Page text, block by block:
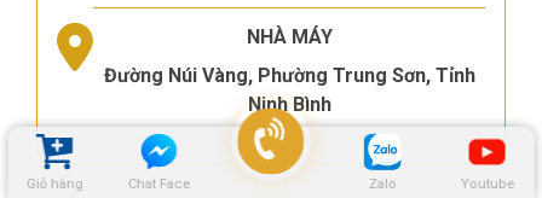
Giỏ hàng Chat Face Zalo Youtube
NHÀ MÁY
Đường Núi Vàng, Phường Trung Sơn, Tỉnh
Ninh Bình